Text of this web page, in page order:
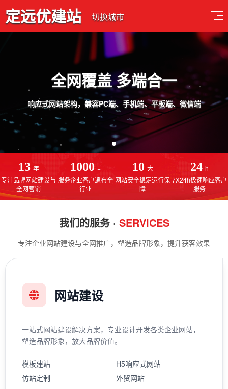
定远优建站 切换城市
全网覆盖 多端合一
响应式网站架构，兼容PC端、手机端、平板端、微信端
13 年
专注品牌网站建设与
全网营销
1000 +
服务企业客户遍布全
行业
10 大
网站安全稳定运行保
障
24 h
7X24h极速响应客户
服务
我们的服务 · SERVICES
专注企业网站建设与全网推广，塑造品牌形象，提升获客效果
网站建设
一站式网站建设解决方案，专业设计开发各类企业网站，
塑造品牌形象，放大品牌价值。
模板建站
H5响应式网站
仿站定制
外贸网站